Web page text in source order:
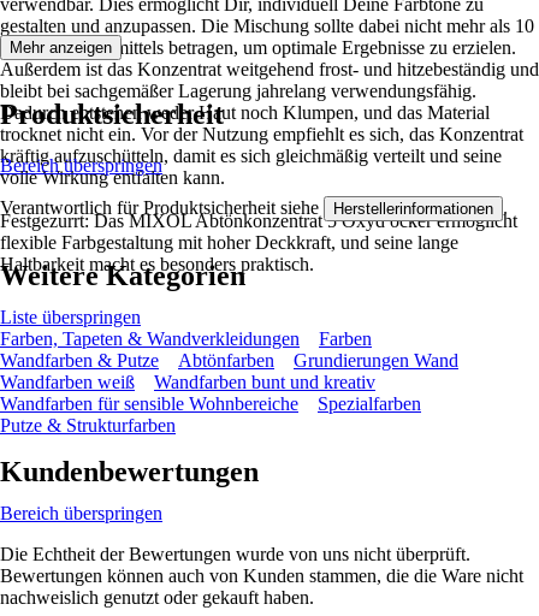
verwendbar. Dies ermöglicht Dir, individuell Deine Farbtöne zu
gestalten und anzupassen. Die Mischung sollte dabei nicht mehr als 10
% des Anstrichmittels betragen, um optimale Ergebnisse zu erzielen.
Außerdem ist das Konzentrat weitgehend frost- und hitzebeständig und
bleibt bei sachgemäßer Lagerung jahrelang verwendungsfähig.
Dadurch entstehen weder Haut noch Klumpen, und das Material
trocknet nicht ein. Vor der Nutzung empfiehlt es sich, das Konzentrat
kräftig aufzuschütteln, damit es sich gleichmäßig verteilt und seine
volle Wirkung entfalten kann.
Festgezurrt: Das MIXOL Abtönkonzentrat 5 Oxyd ocker ermöglicht
flexible Farbgestaltung mit hoher Deckkraft, und seine lange
Haltbarkeit macht es besonders praktisch.
Mehr anzeigen
Produktsicherheit
Bereich überspringen
Verantwortlich für Produktsicherheit siehe Herstellerinformationen .
Weitere Kategorien
Liste überspringen
Farben, Tapeten & Wandverkleidungen
Farben
Wandfarben & Putze
Abtönfarben
Grundierungen Wand
Wandfarben weiß
Wandfarben bunt und kreativ
Wandfarben für sensible Wohnbereiche
Spezialfarben
Putze & Strukturfarben
Kundenbewertungen
Bereich überspringen
Die Echtheit der Bewertungen wurde von uns nicht überprüft.
Bewertungen können auch von Kunden stammen, die die Ware nicht
nachweislich genutzt oder gekauft haben.